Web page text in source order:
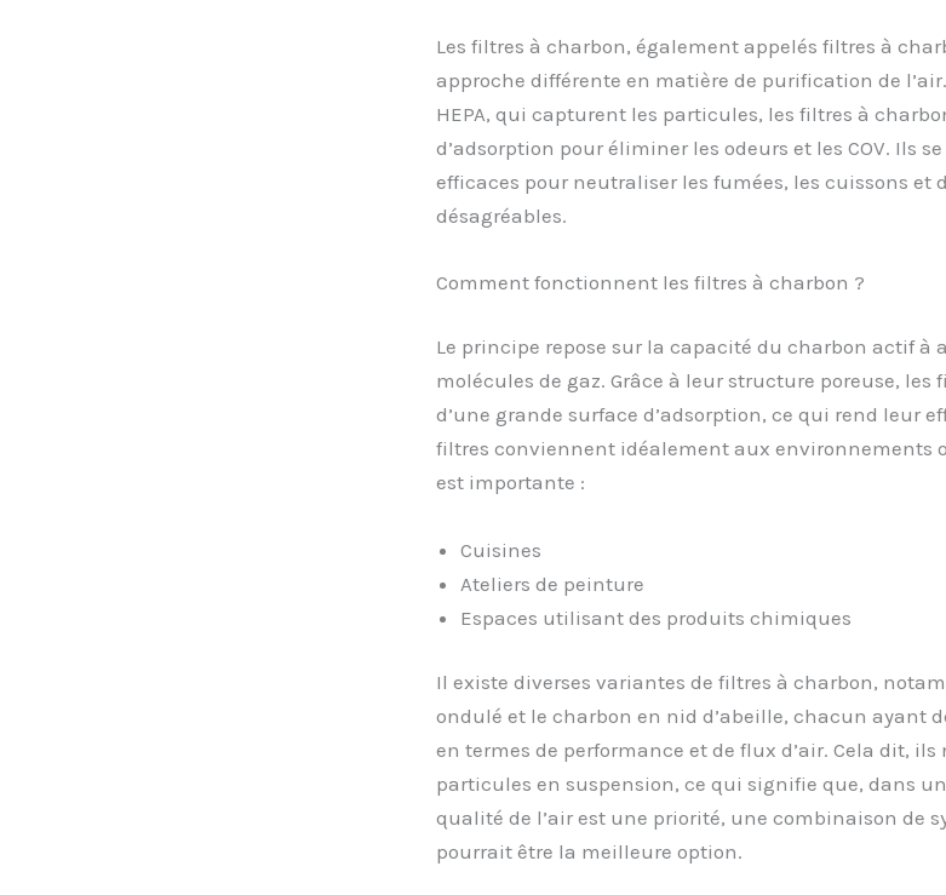
Les filtres à charbon, également appelés filtres à
approche différente en matière de purification de
HEPA, qui capturent les particules, les filtres à
d’adsorption pour éliminer les odeurs et les COV. Ils
efficaces pour neutraliser les fumées, les cuissons et
désagréables.
Comment fonctionnent les filtres à charbon ?
Le principe repose sur la capacité du charbon actif à
molécules de gaz. Grâce à leur structure poreuse,
d’une grande surface d’adsorption, ce qui rend leur
filtres conviennent idéalement aux environnements
est importante :
Cuisines
Ateliers de peinture
Espaces utilisant des produits chimiques
Il existe diverses variantes de filtres à charbon,
ondulé et le charbon en nid d’abeille, chacun ayant
en termes de performance et de flux d’air. Cela dit, ils
particules en suspension, ce qui signifie que, dans
qualité de l’air est une priorité, une combinaison de
pourrait être la meilleure option.